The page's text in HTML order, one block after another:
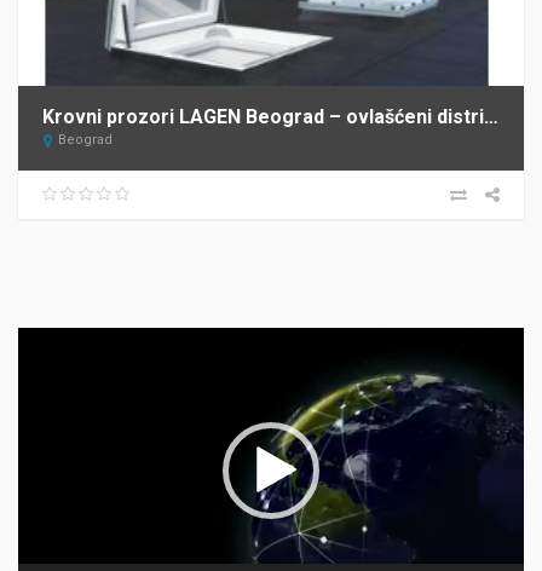
Krovni prozori LAGEN Beograd – ovlašćeni distributer FAKRO za Srbiju
Beograd